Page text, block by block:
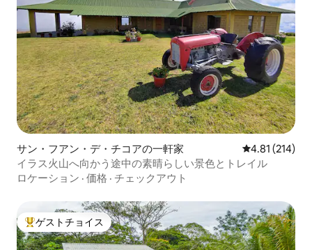
サン・フアン・デ・チコアの一軒家 レビュー214
4.81 (214)
イラス火山へ向かう途中の素晴らしい景色とトレイル
ロケーション · 価格 · チェックアウト
大好評のゲストチョイスです。
ゲストチョイス